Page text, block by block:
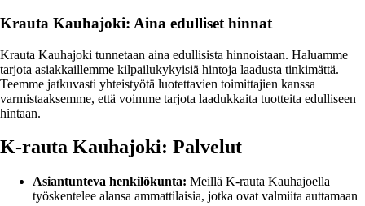
Krauta Kauhajoki: Aina edulliset hinnat
Krauta Kauhajoki tunnetaan aina edullisista hinnoistaan. Haluamme
tarjota asiakkaillemme kilpailukykyisiä hintoja laadusta tinkimättä.
Teemme jatkuvasti yhteistyötä luotettavien toimittajien kanssa
varmistaaksemme, että voimme tarjota laadukkaita tuotteita edulliseen
hintaan.
K-rauta Kauhajoki: Palvelut
Asiantunteva henkilökunta: Meillä K-rauta Kauhajoella
työskentelee alansa ammattilaisia, jotka ovat valmiita auttamaan